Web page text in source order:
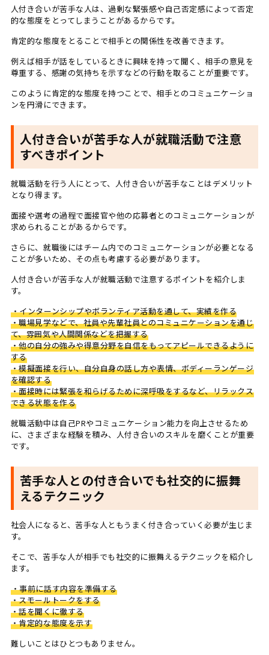
人付き合いが苦手な人は、過剰な緊張感や自己否定感によって否定
的な態度をとってしまうことがあるからです。
肯定的な態度をとることで相手との関係性を改善できます。
例えば相手が話をしているときに興味を持って聞く、相手の意見を
尊重する、感謝の気持ちを示すなどの行動を取ることが重要です。
このように肯定的な態度を持つことで、相手とのコミュニケーショ
ンを円滑にできます。
人付き合いが苦手な人が就職活動で注意
すべきポイント
就職活動を行う人にとって、人付き合いが苦手なことはデメリット
となり得ます。
面接や選考の過程で面接官や他の応募者とのコミュニケーションが
求められることがあるからです。
さらに、就職後にはチーム内でのコミュニケーションが必要となる
ことが多いため、その点も考慮する必要があります。
人付き合いが苦手な人が就職活動で注意するポイントを紹介しま
す。
・インターンシップやボランティア活動を通して、実績を作る
・職場見学などで、社員や先輩社員とのコミュニケーションを通じ
て、雰囲気や人間関係などを把握する
・他の自分の強みや得意分野を自信をもってアピールできるように
する
・模擬面接を行い、自分自身の話し方や表情、ボディーランゲージ
を確認する
・面接時には緊張を和らげるために深呼吸をするなど、リラックス
できる状態を作る
就職活動中は自己PRやコミュニケーション能力を向上させるため
に、さまざまな経験を積み、人付き合いのスキルを磨くことが重要
です。
苦手な人との付き合いでも社交的に振舞
えるテクニック
社会人になると、苦手な人ともうまく付き合っていく必要が生じま
す。
そこで、苦手な人が相手でも社交的に振舞えるテクニックを紹介し
ます。
・事前に話す内容を準備する
・スモールトークをする
・話を聞くに徹する
・肯定的な態度を示す
難しいことはひとつもありません。